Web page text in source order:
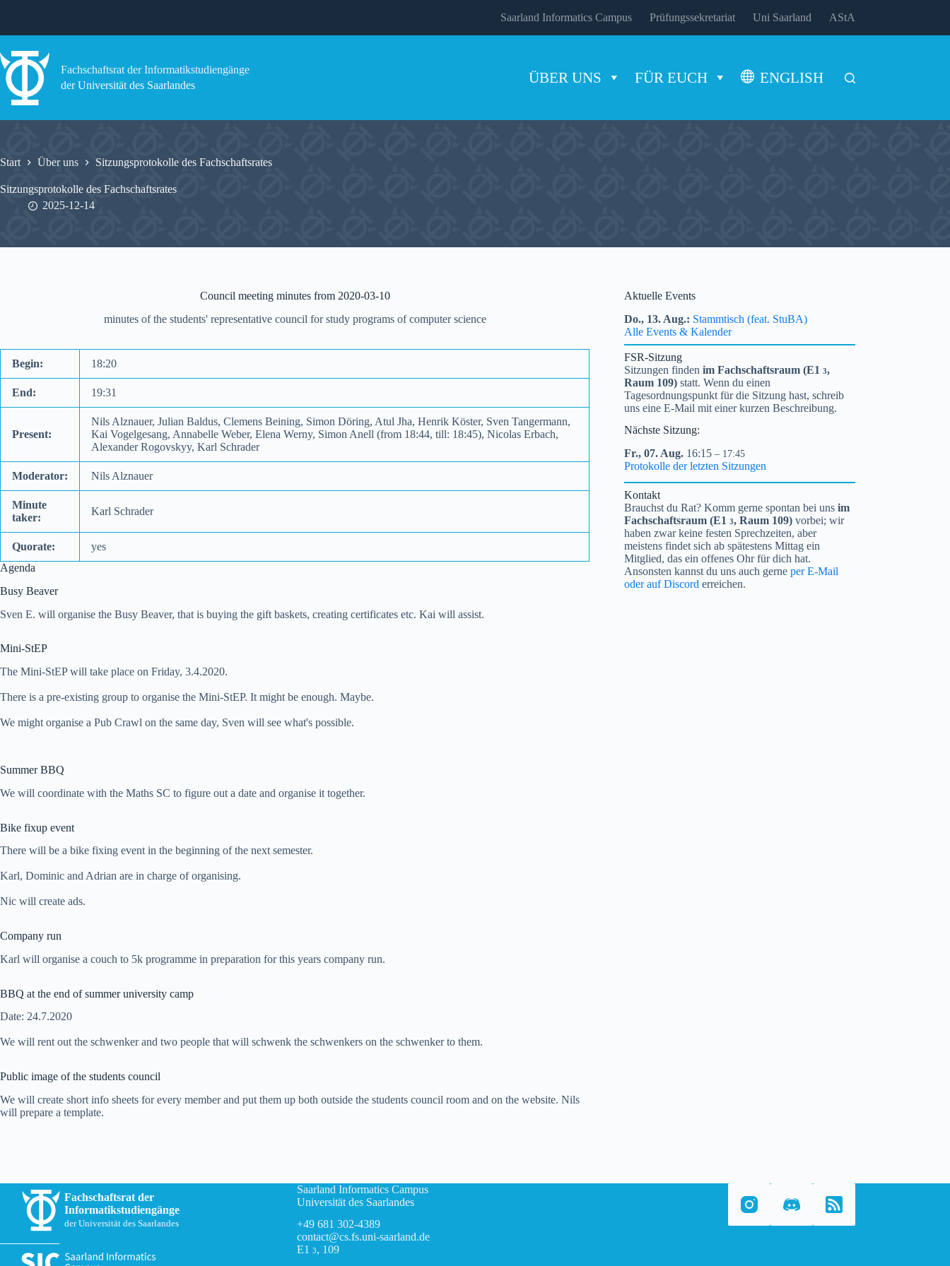
Saarland Informatics Campus Prüfungssekretariat Uni Saarland AStA
Fachschaftsrat der Informatikstudiengänge
der Universität des Saarlandes
ÜBER UNS FÜR EUCH ENGLISH
Start Über uns Sitzungsprotokolle des Fachschaftsrates
Sitzungsprotokolle des Fachschaftsrates
2025-12-14
Council meeting minutes from 2020-03-10
minutes of the students' representative council for study programs of computer science
Begin: 18:20
End: 19:31
Present:
Nils Alznauer, Julian Baldus, Clemens Beining, Simon Döring, Atul Jha, Henrik Köster, Sven Tangermann,
Kai Vogelgesang, Annabelle Weber, Elena Werny, Simon Anell (from 18:44, till: 18:45), Nicolas Erbach,
Alexander Rogovskyy, Karl Schrader
Moderator: Nils Alznauer
Minute
taker:
Karl Schrader
Quorate:
yes
Agenda
Busy Beaver
Sven E. will organise the Busy Beaver, that is buying the gift baskets, creating certificates etc. Kai will assist.
Mini-StEP
The Mini-StEP will take place on Friday, 3.4.2020.
There is a pre-existing group to organise the Mini-StEP. It might be enough. Maybe.
We might organise a Pub Crawl on the same day, Sven will see what's possible.
Summer BBQ
We will coordinate with the Maths SC to figure out a date and organise it together.
Bike fixup event
There will be a bike fixing event in the beginning of the next semester.
Karl, Dominic and Adrian are in charge of organising.
Nic will create ads.
Company run
Karl will organise a couch to 5k programme in preparation for this years company run.
BBQ at the end of summer university camp
Date: 24.7.2020
We will rent out the schwenker and two people that will schwenk the schwenkers on the schwenker to them.
Public image of the students council
We will create short info sheets for every member and put them up both outside the students council room and on the website. Nils
will prepare a template.
Aktuelle Events
Do., 13. Aug. Stammtisch (feat. StuBA)
Alle Events & Kalender
FSR-Sitzung
Sitzungen findenim Fachschaftsraum (E13,
Raum 109) statt. Wenn du einen
Tagesordnungspunkt für die Sitzung hast, schreib
uns eine E-Mail mit einer kurzen Beschreibung.
Nächste Sitzung:
Fr., 07. Aug. 16:15 – 17:45
Protokolle der letzten Sitzungen
Kontakt
Brauchst du Rat? Komm gerne spontan bei unsim
Fachschaftsraum (E13, Raum 109) vorbei; wir
haben zwar keine festen Sprechzeiten, aber
meistens findet sich ab spätestens Mittag ein
Mitglied, das ein offenes Ohr für dich hat.
Ansonsten kannst du uns auch gerneper E-Mail
oder auf Discord erreichen.
Fachschaftsrat der
Informatikstudiengänge
der Universität des Saarlandes
Saarland Informatics Campus
Universität des Saarlandes
+49 681 302-4389
contact@cs.fs.uni-saarland.de
E1 3, 109